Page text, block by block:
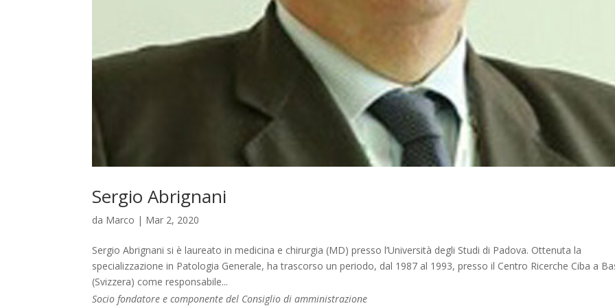
Sergio Abrignani
da Marco | Mar 2, 2020
Sergio Abrignani si è laureato in medicina e chirurgia (MD) presso l’Università degli Studi di Padova. Ottenuta la
specializzazione in Patologia Generale, ha trascorso un periodo, dal 1987 al 1993, presso il Centro Ricerche Ciba a
(Svizzera) come responsabile...